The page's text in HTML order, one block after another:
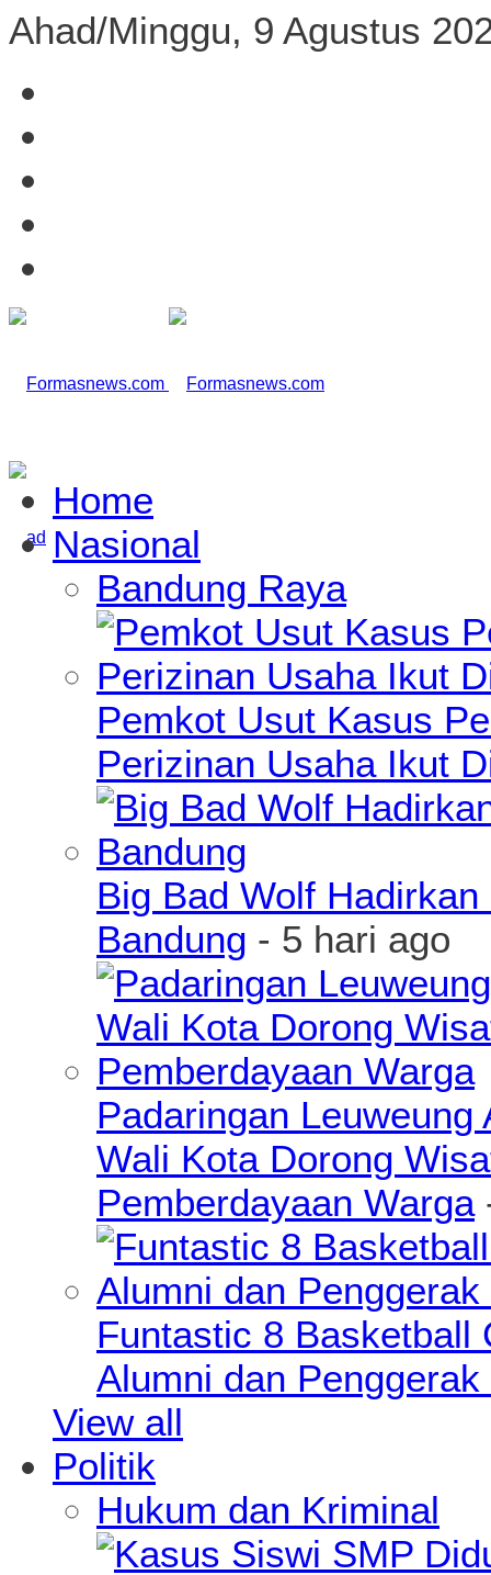
Ahad/Minggu, 9 Agustus
Home
Nasional
Bandung Raya
Pemkot Usut Kasus
Perizinan Usaha Ikut
Big Bad Wolf
Bandung - 5 hari ago
Padaringan
Wali Kota Dorong
Pemberdayaan Warga
Funtastic 8 Basketball
Alumni dan
View all
Politik
Hukum dan Kriminal